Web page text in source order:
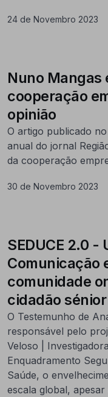
24 de Novembro 2023
Nuno Mangas
cooperação
opinião
O artigo publicado
anual do jornal
da cooperação
30 de Novembro 2023
SEDUCE 2.0 -
Comunicação
comunidade
cidadão sénior
O Testemunho de
responsável pelo
Veloso |
Enquadramento
Saúde, o
escala global,